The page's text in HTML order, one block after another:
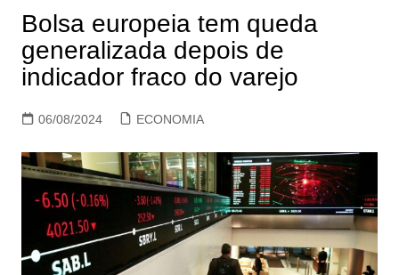
Bolsa europeia tem queda
generalizada depois de
indicador fraco do varejo
06/08/2024 ECONOMIA